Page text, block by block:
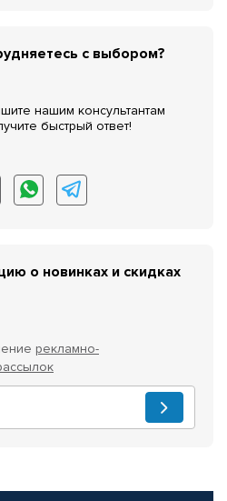
с выбором?
нашим консультантам
быстрый ответ!
о новинках и скидках
рекламно-